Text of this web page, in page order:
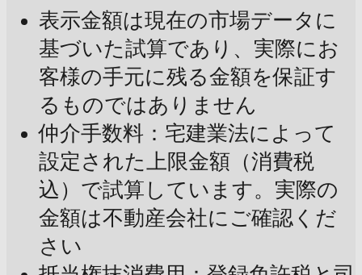
表示金額は現在の市場データに
基づいた試算であり、実際にお
客様の手元に残る金額を保証す
るものではありません
仲介手数料：宅建業法によって
設定された上限金額（消費税
込）で試算しています。実際の
金額は不動産会社にご確認くだ
さい